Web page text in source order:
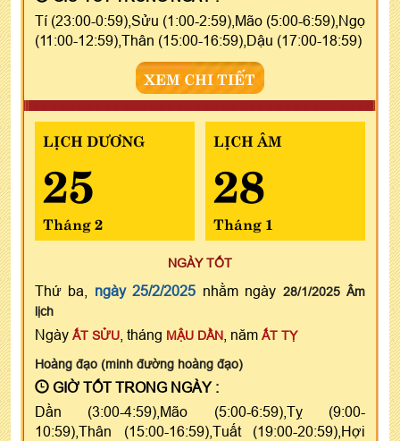
Tí (23:00-0:59),Sửu (1:00-2:59),Mão (5:00-6:59),Ngọ
(11:00-12:59),Thân (15:00-16:59),Dậu (17:00-18:59)
XEM CHI TIẾT
LỊCH DƯƠNG
25
Tháng 2
LỊCH ÂM
28
Tháng 1
NGÀY TỐT
Thứ ba, ngày 25/2/2025 nhằm ngày 28/1/2025 Âm
lịch
Ngày ẤT SỬU , tháng MẬU DẦN , năm ẤT TỴ
Hoàng đạo (minh đường hoàng đạo)
GIỜ TỐT TRONG NGÀY :
Dần (3:00-4:59),Mão (5:00-6:59),Tỵ (9:00-
10:59),Thân (15:00-16:59),Tuất (19:00-20:59),Hợi